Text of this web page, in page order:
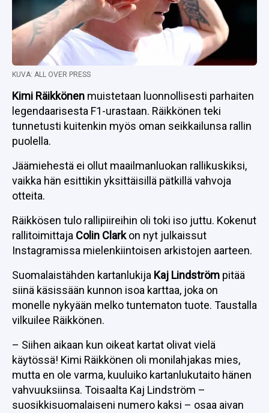
KUVA: ALL OVER PRESS
Kimi Räikkönen muistetaan luonnollisesti parhaiten
legendaarisesta F1-urastaan. Räikkönen teki
tunnetusti kuitenkin myös oman seikkailunsa rallin
puolella.
Jäämiehestä ei ollut maailmanluokan rallikuskiksi,
vaikka hän esittikin yksittäisillä pätkillä vahvoja
otteita.
Räikkösen tulo rallipiireihin oli toki iso juttu. Kokenut
rallitoimittaja Colin Clarkon nyt julkaissut
Instagramissa mielenkiintoisen arkistojen aarteen.
Suomalaistähden kartanlukija Kaj Lindström pitää
siinä käsissään kunnon isoa karttaa, joka on
monelle nykyään melko tuntematon tuote. Taustalla
vilkuilee Räikkönen.
– Siihen aikaan kun oikeat kartat olivat vielä
käytössä! Kimi Räikkönen oli monilahjakas mies,
mutta en ole varma, kuuluiko kartanlukutaito hänen
vahvuuksiinsa. Toisaalta Kaj Lindström –
suosikkisuomalaiseni numero kaksi – osaa aivan